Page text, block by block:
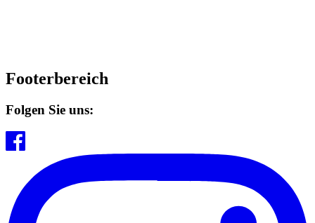
Footerbereich
Folgen Sie uns: